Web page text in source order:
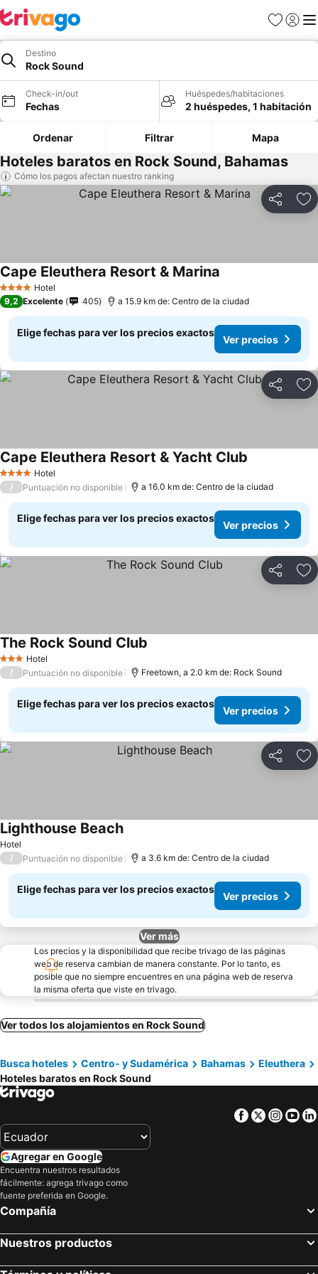
Favoritos
Iniciar
Destino
Rock Sound
Check-in/out
Fechas
Huéspedes/habitaciones
2 huéspedes, 1 habitación
Ordenar Filtrar Mapa
Hoteles baratos en Rock Sound, Bahamas
Cómo los pagos afectan nuestro ranking
Compartir
4 EstrellasHotel
Cape Eleuthera Resort & Marina
9,2 Excelente 405 a 15.9 km de: Centro de la ciudad
Elige fechas para ver los precios exactos
Ver precios
Compartir
4 EstrellasHotel
Cape Eleuthera Resort & Yacht Club
/ Puntuación no disponible a 16.0 km de: Centro de la ciudad
Elige fechas para ver los precios exactos
Ver precios
Compartir
3 Estrellas
Hotel
The Rock Sound Club
/ Puntuación no disponible Freetown, a 2.0 km de: Rock Sound
Elige fechas para ver los precios exactos
Ver precios
Compartir
Hotel
Lighthouse Beach
/ Puntuación no disponible a 3.6 km de: Centro de la ciudad
Elige fechas para ver los precios exactos
Ver precios
Ver más
Los precios y la disponibilidad que recibe trivago de las páginas
web de reserva cambian de manera constante. Por lo tanto, es
posible que no siempre encuentres en una página web de reserva
la misma oferta que viste en trivago.
Ver todos los alojamientos en Rock Sound
Busca hoteles Centro- y Sudamérica Bahamas
Eleuthera
Hoteles baratos en Rock Sound
Facebook
Twitter
Agregar en Google
Encuentra nuestros resultados
fácilmente: agrega trivago como
fuente preferida en Google.
Compañía
Nuestros productos